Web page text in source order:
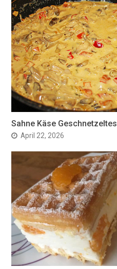
Sahne Käse Geschnetzeltes
April 22, 2026